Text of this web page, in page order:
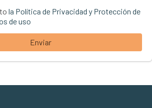
la Política de Privacidad y Protección de
de uso
Enviar